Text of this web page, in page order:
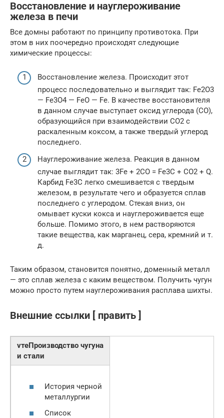
Восстановление и науглероживание
железа в печи
Все домны работают по принципу противотока. При
этом в них поочередно происходят следующие
химические процессы:
Восстановление железа. Происходит этот
процесс последовательно и выглядит так: Fe2O3
— Fe3O4 — FeO — Fe. В качестве восстановителя
в данном случае выступает оксид углерода (CO),
образующийся при взаимодействии CO2 с
раскаленным коксом, а также твердый углерод
последнего.
Науглероживание железа. Реакция в данном
случае выглядит так: 3Fe + 2CO = Fe3C + CO2 + Q.
Карбид Fe3C легко смешивается с твердым
железом, в результате чего и образуется сплав
последнего с углеродом. Стекая вниз, он
омывает куски кокса и науглероживается еще
больше. Помимо этого, в нем растворяются
такие вещества, как марганец, сера, кремний и т.
д.
Таким образом, становится понятно, доменный металл
— это сплав железа с каким веществом. Получить чугун
можно просто путем науглероживания расплава шихты.
Внешние ссылки [ править ]
vтеПроизводство чугуна
и стали
История черной
металлургии
Список